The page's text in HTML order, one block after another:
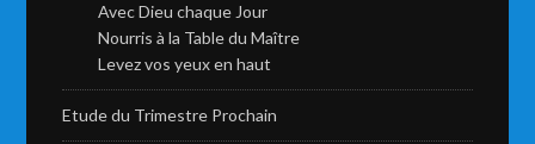
Avec Dieu chaque Jour
Nourris à la Table du Maître
Levez vos yeux en haut
Etude du Trimestre Prochain